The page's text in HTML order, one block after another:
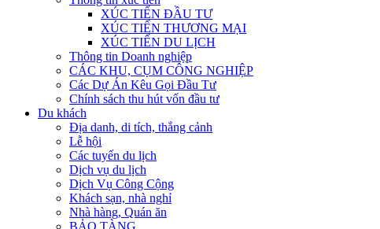
XÚC TIẾN ĐẦU TƯ
XÚC TIẾN THƯƠNG MẠI
XÚC TIẾN DU LỊCH
Thông tin Doanh nghiệp
CÁC KHU, CỤM CÔNG NGHIỆP
Các Dự Án Kêu Gọi Đầu Tư
Chính sách thu hút vốn đầu tư
Du khách
Địa danh, di tích, thắng cảnh
Lễ hội
Các tuyến du lịch
Dịch vụ du lịch
Dịch Vụ Công Cộng
Khách sạn, nhà nghỉ
Nhà hàng, Quán ăn
BẢO TÀNG